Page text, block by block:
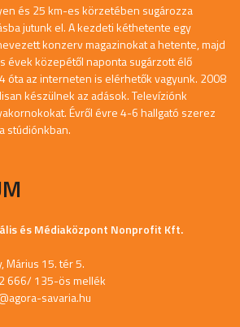
és 25 km-es körzetében sugározza
jutunk el. A kezdeti kéthetente egy
konzerv magazinokat a hetente, majd
évek közepétől naponta sugárzott élő
óta az interneten is elérhetők vagyunk. 2008
készülnek az adások. Televíziónk
Évről évre 4-6 hallgató szerez
stúdiónkban.
és Médiaközpont Nonprofit Kft.
Márius 15. tér 5.
666/ 135-ös mellék
savaria.hu